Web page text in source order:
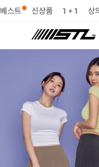
베스트 신상품 1 + 1 상